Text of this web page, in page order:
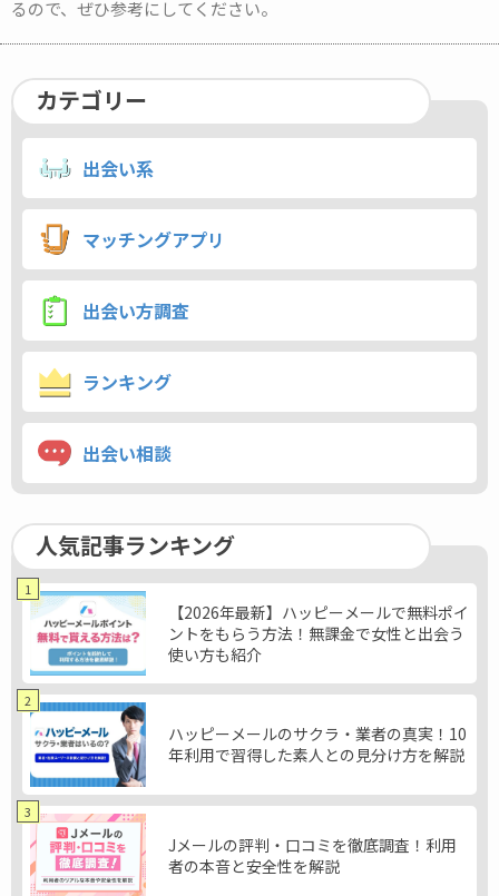
るので、ぜひ参考にしてください。
カテゴリー
出会い系
マッチングアプリ
出会い方調査
ランキング
出会い相談
人気記事ランキング
【2026年最新】ハッピーメールで無料ポイ
ントをもらう方法！無課金で女性と出会う
使い方も紹介
1
ハッピーメールのサクラ・業者の真実！10
年利用で習得した素人との見分け方を解説
2
Jメールの評判・口コミを徹底調査！利用
者の本音と安全性を解説
3